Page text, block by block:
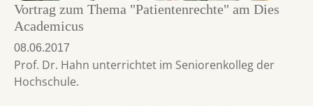
Vortrag zum Thema "Patientenrechte" am Dies
Academicus
08.06.2017
Prof. Dr. Hahn unterrichtet im Seniorenkolleg der
Hochschule.